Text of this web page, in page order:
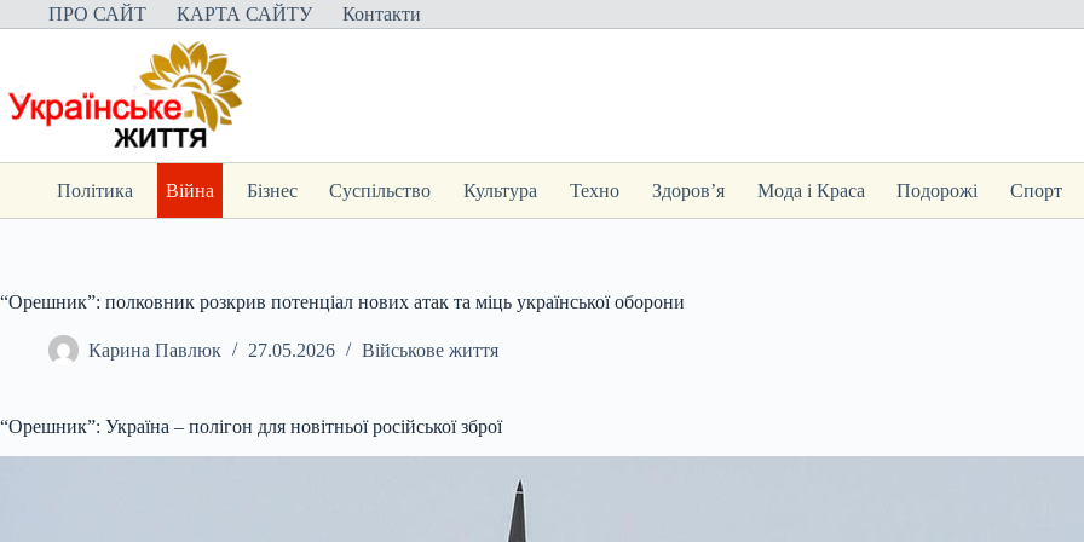
Перейти
до
ПРО САЙТ КАРТА САЙТУ Контакти
Політика Війна Бізнес Суспільство Культура Техно Здоров’я Мода і Краса Подорожі Спорт
“Орешник”: полковник розкрив потенціал нових атак та міць української оборони
Карина Павлюк 27.05.2026 Військове життя
“Орешник”: Україна – полігон для новітньої російської зброї